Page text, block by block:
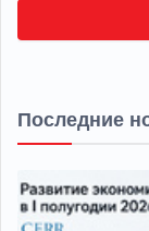
Последние